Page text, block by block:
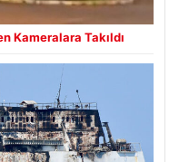
Kameralara Takıldı